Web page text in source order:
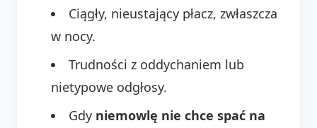
Ciągły, nieustający płacz, zwłaszcza
w nocy.
Trudności z oddychaniem lub
nietypowe odgłosy.
Gdy niemowlę nie chce spać na